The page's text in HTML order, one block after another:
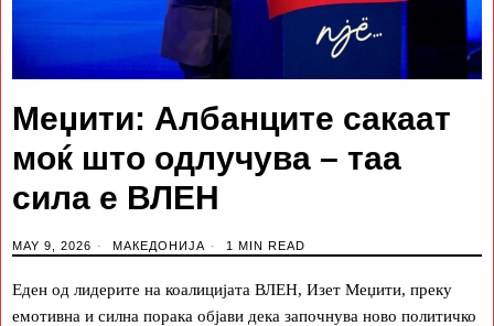
Меџити: Албанците сакаат
моќ што одлучува – таа
сила е ВЛЕН
MAY 9, 2026 МАКЕДОНИЈА 1 MIN READ
Еден од лидерите на коалицијата ВЛЕН, Изет Меџити, преку
емотивна и силна порака објави дека започнува ново политичко